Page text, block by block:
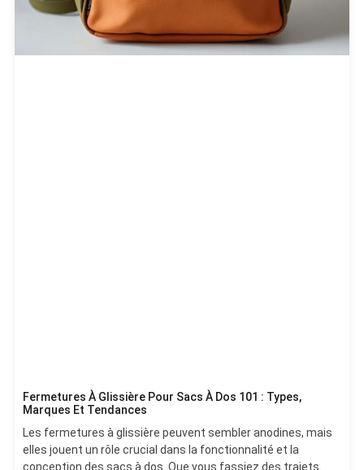
Fermetures À Glissière Pour Sacs À Dos 101 : Types,
Marques Et Tendances
Les fermetures à glissière peuvent sembler anodines, mais
elles jouent un rôle crucial dans la fonctionnalité et la
conception des sacs à dos. Que vous fassiez des trajets